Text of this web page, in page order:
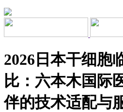
2026日本干细胞
比：六本木国际
伴的技术适配与